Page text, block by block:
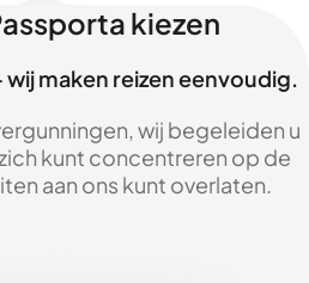
kiezen
wij maken reizen eenvoudig.
wij begeleiden u
kunt concentreren op de
aan ons kunt overlaten.